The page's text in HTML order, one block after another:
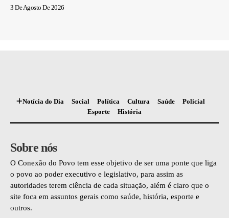
3 De Agosto De 2026
Notícia do Dia Social Política Cultura Saúde
Policial
Esporte
História
Sobre nós
O Conexão do Povo tem esse objetivo de ser uma ponte que liga
o povo ao poder executivo e legislativo, para assim as
autoridades terem ciência de cada situação, além é claro que o
site foca em assuntos gerais como saúde, história, esporte e
outros.